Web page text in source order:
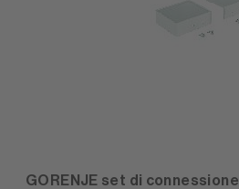
GORENJE set di connessione